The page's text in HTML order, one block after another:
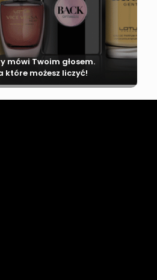
mówi Twoim głosem.
które możesz liczyć!